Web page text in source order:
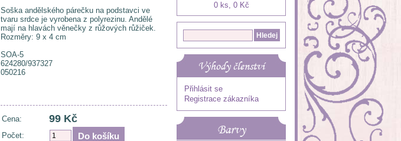
Soška andělského párečku na podstavci ve
tvaru srdce je vyrobena z polyrezinu. Andělé
mají na hlavách věnečky z růžových růžiček.
Rozměry: 9 x 4 cm
SOA-5
624280/937327
050216
Cena: 99 Kč
Počet:
0 ks, 0 Kč
Výhody členství
Přihlásit se
Registrace zákazníka
Barvy